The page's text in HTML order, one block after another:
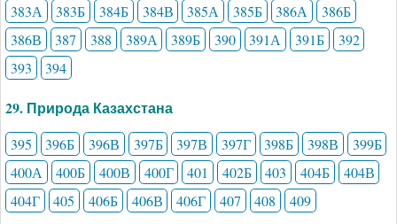
383А
383Б 384Б 384В 385А 385Б 386А
386Б
386В
387 388 389А 389Б 390 391А 391Б
392
393
394
29. Природа Казахстана
395 396Б 396В 397Б 397В 397Г 398Б 398В
399Б
400А
400Б 400В 400Г 401 402Б 403 404Б
404В
404Г
405 406Б 406В 406Г 407 408 409